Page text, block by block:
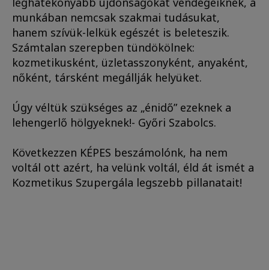
munkában nemcsak szakmai tudásukat,
hanem szívük-lelkük egészét is beleteszik.
Számtalan szerepben tündökölnek:
kozmetikusként, üzletasszonyként, anyaként,
nőként, társként megállják helyüket.
Úgy véltük szükséges az „énidő” ezeknek a
lehengerlő hölgyeknek!- Győri Szabolcs.
Következzen KÉPES beszámolónk, ha nem
voltál ott azért, ha velünk voltál, éld át ismét a
Kozmetikus Szupergála legszebb pillanatait!